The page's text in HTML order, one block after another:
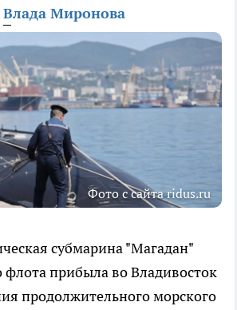
Влада Миронова
Фото с сайта ridus.ru
субмарина "Магадан"
флота прибыла во Владивосток
продолжительного морского